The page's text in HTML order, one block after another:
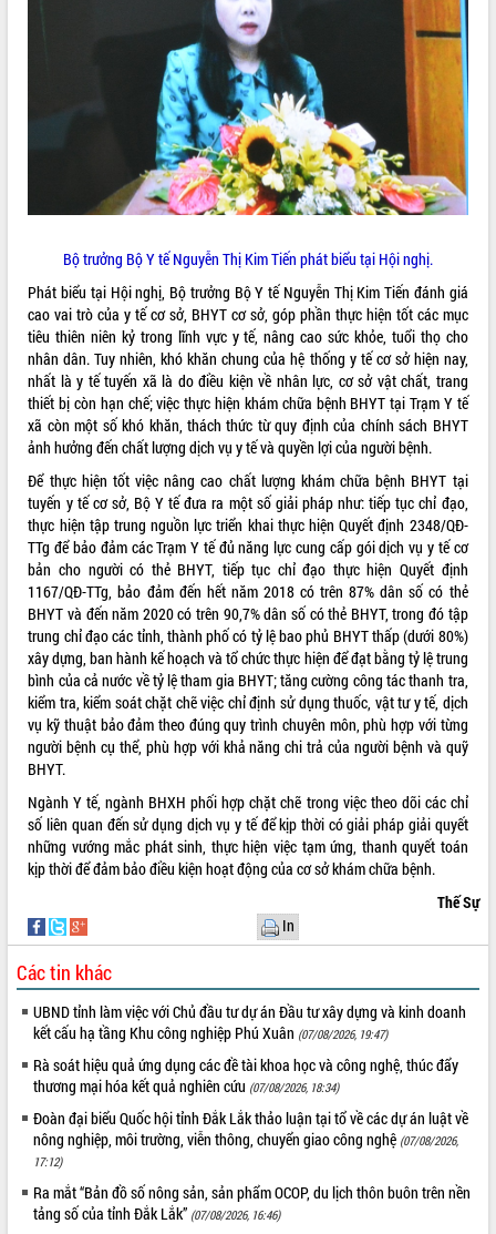
Bộ trưởng Bộ Y tế Nguyễn Thị Kim Tiến phát biểu tại Hội nghị.
Phát biểu tại Hội nghị, Bộ trưởng Bộ Y tế Nguyễn Thị Kim Tiến đánh giá
cao vai trò của y tế cơ sở, BHYT cơ sở, góp phần thực hiện tốt các mục
tiêu thiên niên kỷ trong lĩnh vực y tế, nâng cao sức khỏe, tuổi thọ cho
nhân dân. Tuy nhiên, khó khăn chung của hệ thống y tế cơ sở hiện nay,
nhất là y tế tuyến xã là do điều kiện về nhân lực, cơ sở vật chất, trang
thiết bị còn hạn chế; việc thực hiện khám chữa bệnh BHYT tại Trạm Y tế
xã còn một số khó khăn, thách thức từ quy định của chính sách BHYT
ảnh hưởng đến chất lượng dịch vụ y tế và quyền lợi của người bệnh.
Để thực hiện tốt việc nâng cao chất lượng khám chữa bệnh BHYT tại
tuyến y tế cơ sở, Bộ Y tế đưa ra một số giải pháp như: tiếp tục chỉ đạo,
thực hiện tập trung nguồn lực triển khai thực hiện Quyết định 2348/QĐ-
TTg để bảo đảm các Trạm Y tế đủ năng lực cung cấp gói dịch vụ y tế cơ
bản cho người có thẻ BHYT, tiếp tục chỉ đạo thực hiện Quyết định
1167/QĐ-TTg, bảo đảm đến hết năm 2018 có trên 87% dân số có thẻ
BHYT và đến năm 2020 có trên 90,7% dân số có thẻ BHYT, trong đó tập
trung chỉ đạo các tỉnh, thành phố có tỷ lệ bao phủ BHYT thấp (dưới 80%)
xây dựng, ban hành kế hoạch và tổ chức thực hiện để đạt bằng tỷ lệ trung
bình của cả nước về tỷ lệ tham gia BHYT; tăng cường công tác thanh tra,
kiểm tra, kiểm soát chặt chẽ việc chỉ định sử dụng thuốc, vật tư y tế, dịch
vụ kỹ thuật bảo đảm theo đúng quy trình chuyên môn, phù hợp với từng
người bệnh cụ thể, phù hợp với khả năng chi trả của người bệnh và quỹ
BHYT.
Ngành Y tế, ngành BHXH phối hợp chặt chẽ trong việc theo dõi các chỉ
số liên quan đến sử dụng dịch vụ y tế để kịp thời có giải pháp giải quyết
những vướng mắc phát sinh, thực hiện việc tạm ứng, thanh quyết toán
kịp thời để đảm bảo điều kiện hoạt động của cơ sở khám chữa bệnh.
Thế Sự
In
Các tin khác
UBND tỉnh làm việc với Chủ đầu tư dự án Đầu tư xây dựng và kinh doanh
kết cấu hạ tầng Khu công nghiệp Phú Xuân (07/08/2026, 19:47)
Rà soát hiệu quả ứng dụng các đề tài khoa học và công nghệ, thúc đẩy
thương mại hóa kết quả nghiên cứu (07/08/2026, 18:34)
Đoàn đại biểu Quốc hội tỉnh Đắk Lắk thảo luận tại tổ về các dự án luật về
nông nghiệp, môi trường, viễn thông, chuyển giao công nghệ (07/08/2026,
17:12)
Ra mắt “Bản đồ số nông sản, sản phẩm OCOP, du lịch thôn buôn trên nền
tảng số của tỉnh Đắk Lắk” (07/08/2026, 16:46)